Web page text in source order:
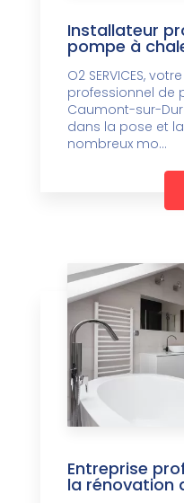
Installateur
pompe à
O2 SERVICES,
professionnel de
Caumont-sur-
dans la pose et
nombreux mo...
Entreprise
la rénovation